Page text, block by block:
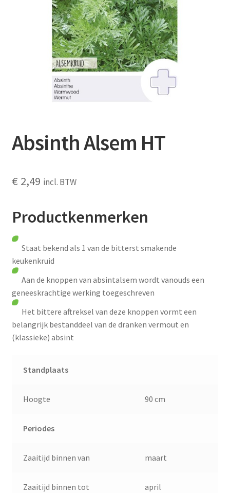
Booking Search
Absinth Alsem HT
€ 2,49 incl. BTW
Productkenmerken
Staat bekend als 1 van de bitterst smakende
keukenkruid
Aan de knoppen van absintalsem wordt vanouds een
geneeskrachtige werking toegeschreven
Het bittere aftreksel van deze knoppen vormt een
belangrijk bestanddeel van de dranken vermout en
(klassieke) absint
Standplaats
Hoogte 90 cm
Periodes
Zaaitijd binnen van maart
Zaaitijd binnen tot april